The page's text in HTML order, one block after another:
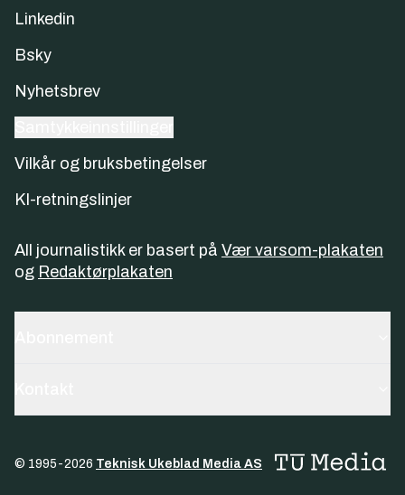
Linkedin
Bsky
Nyhetsbrev
Vilkår og bruksbetingelser
KI-retningslinjer
All journalistikk er basert på Vær varsom-plakaten
og Redaktørplakaten
© 1995-2026 Teknisk Ukeblad Media AS